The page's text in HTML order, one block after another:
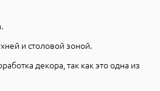
и столовой зоной.
декора, так как это одна из